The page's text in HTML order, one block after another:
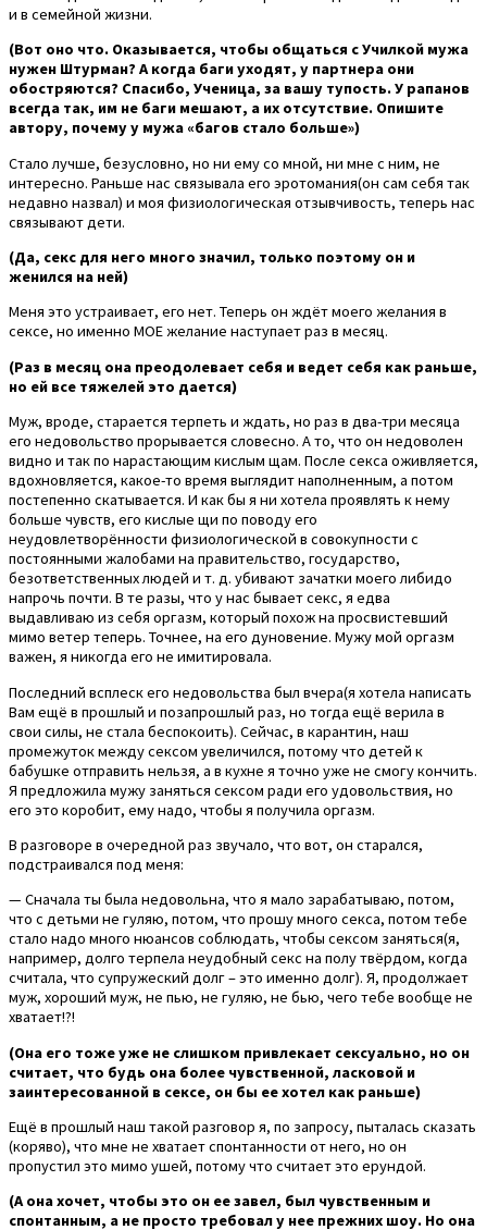
и в семейной жизни.
(Вот оно что. Оказывается, чтобы общаться с Училкой мужа
нужен Штурман? А когда баги уходят, у партнера они
обостряются? Спасибо, Ученица, за вашу тупость. У рапанов
всегда так, им не баги мешают, а их отсутствие. Опишите
автору, почему у мужа «багов стало больше»)
Стало лучше, безусловно, но ни ему со мной, ни мне с ним, не
интересно. Раньше нас связывала его эротомания(он сам себя так
недавно назвал) и моя физиологическая отзывчивость, теперь нас
связывают дети.
(Да, секс для него много значил, только поэтому он и
женился на ней)
Меня это устраивает, его нет. Теперь он ждёт моего желания в
сексе, но именно МОЕ желание наступает раз в месяц.
(Раз в месяц она преодолевает себя и ведет себя как раньше,
но ей все тяжелей это дается)
Муж, вроде, старается терпеть и ждать, но раз в два-три месяца
его недовольство прорывается словесно. А то, что он недоволен
видно и так по нарастающим кислым щам. После секса оживляется,
вдохновляется, какое-то время выглядит наполненным, а потом
постепенно скатывается. И как бы я ни хотела проявлять к нему
больше чувств, его кислые щи по поводу его
неудовлетворённости физиологической в совокупности с
постоянными жалобами на правительство, государство,
безответственных людей и т. д. убивают зачатки моего либидо
напрочь почти. В те разы, что у нас бывает секс, я едва
выдавливаю из себя оргазм, который похож на просвистевший
мимо ветер теперь. Точнее, на его дуновение. Мужу мой оргазм
важен, я никогда его не имитировала.
Последний всплеск его недовольства был вчера(я хотела написать
Вам ещё в прошлый и позапрошлый раз, но тогда ещё верила в
свои силы, не стала беспокоить). Сейчас, в карантин, наш
промежуток между сексом увеличился, потому что детей к
бабушке отправить нельзя, а в кухне я точно уже не смогу кончить.
Я предложила мужу заняться сексом ради его удовольствия, но
его это коробит, ему надо, чтобы я получила оргазм.
В разговоре в очередной раз звучало, что вот, он старался,
подстраивался под меня:
— Сначала ты была недовольна, что я мало зарабатываю, потом,
что с детьми не гуляю, потом, что прошу много секса, потом тебе
стало надо много нюансов соблюдать, чтобы сексом заняться(я,
например, долго терпела неудобный секс на полу твёрдом, когда
считала, что супружеский долг – это именно долг). Я, продолжает
муж, хороший муж, не пью, не гуляю, не бью, чего тебе вообще не
хватает!?!
(Она его тоже уже не слишком привлекает сексуально, но он
считает, что будь она более чувственной, ласковой и
заинтересованной в сексе, он бы ее хотел как раньше)
Ещё в прошлый наш такой разговор я, по запросу, пыталась сказать
(коряво), что мне не хватает спонтанности от него, но он
пропустил это мимо ушей, потому что считает это ерундой.
(А она хочет, чтобы это он ее завел, был чувственным и
спонтанным, а не просто требовал у нее прежних шоу. Но она